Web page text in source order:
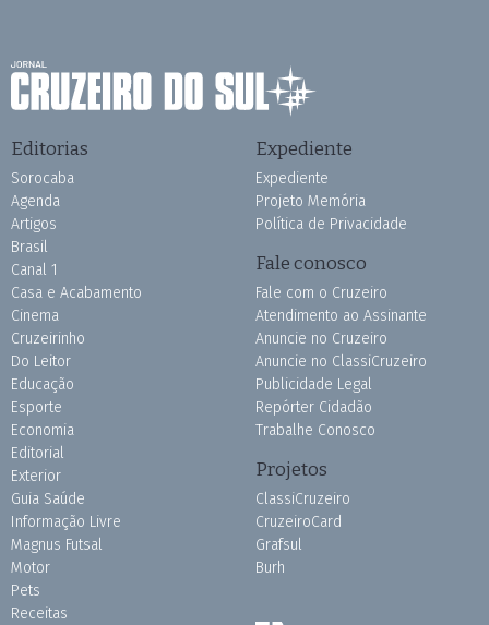
Editorias
Sorocaba
Agenda
Artigos
Brasil
Canal 1
Casa e Acabamento
Cinema
Cruzeirinho
Do Leitor
Educação
Esporte
Economia
Editorial
Exterior
Guia Saúde
Informação Livre
Magnus Futsal
Motor
Pets
Receitas
Expediente
Expediente
Projeto Memória
Política de Privacidade
Fale conosco
Fale com o Cruzeiro
Atendimento ao Assinante
Anuncie no Cruzeiro
Anuncie no ClassiCruzeiro
Publicidade Legal
Repórter Cidadão
Trabalhe Conosco
Projetos
ClassiCruzeiro
CruzeiroCard
Grafsul
Burh